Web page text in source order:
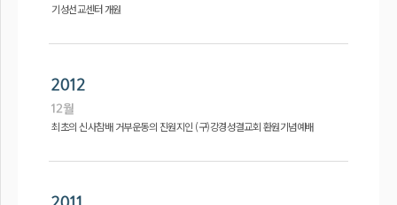
기성선교센터 개원
최초의 신사참배 거부운동의 진원지인 (구)강경성결교회 환원기념예배